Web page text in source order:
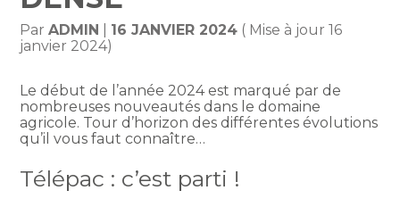
ParADMIN 16 JANVIER 2024 ( Mise à jour 16
janvier 2024)
Le début de l’année 2024 est marqué par de
nombreuses nouveautés dans le domaine
agricole. Tour d’horizon des différentes évolutions
qu’il vous faut connaître…
Télépac : c’est parti !